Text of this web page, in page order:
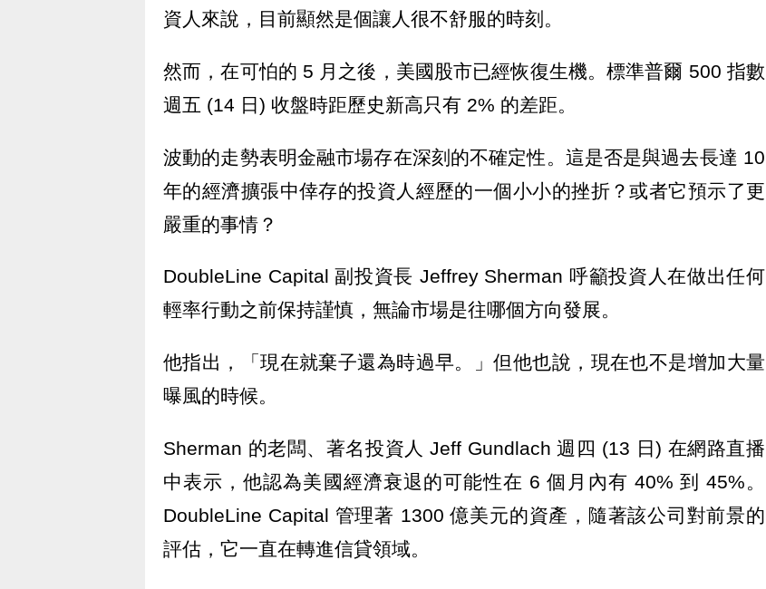
資人來說，目前顯然是個讓人很不舒服的時刻。
然而，在可怕的 5 月之後，美國股市已經恢復生機。標準普爾 500 指數
週五 (14 日) 收盤時距歷史新高只有 2% 的差距。
波動的走勢表明金融市場存在深刻的不確定性。這是否是與過去長達 10
年的經濟擴張中倖存的投資人經歷的一個小小的挫折？或者它預示了更
嚴重的事情？
DoubleLine Capital 副投資長 Jeffrey Sherman 呼籲投資人在做出任何
輕率行動之前保持謹慎，無論市場是往哪個方向發展。
他指出，「現在就棄子還為時過早。」但他也說，現在也不是增加大量
曝風的時候。
Sherman 的老闆、著名投資人 Jeff Gundlach 週四 (13 日) 在網路直播
中表示，他認為美國經濟衰退的可能性在 6 個​​月內有 40% 到 45%。
DoubleLine Capital 管理著 1300 億美元的資產，隨著該公司對前景的
評估，它一直在轉進信貸領域。